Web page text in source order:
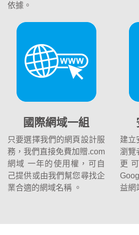
依據。
國際網域一組
只要選擇我們的網頁設計服
務，我們直接免費加贈.com
網域 一年的使用權，可自
己提供或由我們幫您尋找企
業合適的網域名稱 。
建立
瀏覽
更
益網